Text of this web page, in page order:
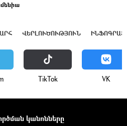
ՎԵՐԼՈՒԾՈՒԹՅՈՒՆ
ТikТоk VK
կանոնները